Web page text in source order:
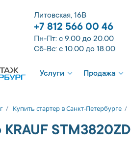
Литовская, 16В
+7 812 566 00 46
Пн-Пт: с 9.00 до 20.00
Сб-Вс: с 10.00 до 18.00
Услуги Продажа
/ Купить стартер в Санкт-Петербурге /
STM3820ZD